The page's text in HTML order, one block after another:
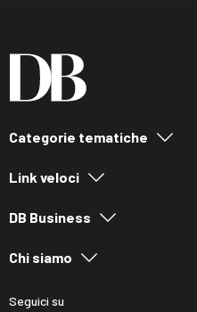
Categorie tematiche
Link veloci
DB Business
Chi siamo
Seguici su